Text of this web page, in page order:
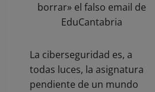
borrar» el falso email de
EduCantabria
La ciberseguridad es, a
todas luces, la asignatura
pendiente de un mundo